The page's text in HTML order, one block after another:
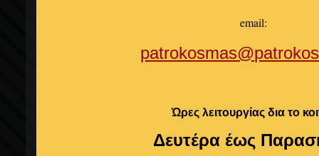
email:
Ώρες λειτουργίας δια το
Δευτέρα έως